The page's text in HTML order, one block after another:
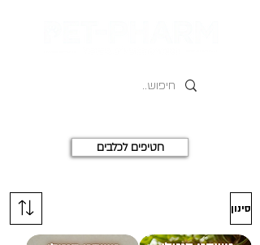
חטיפים לכלבים
סינון